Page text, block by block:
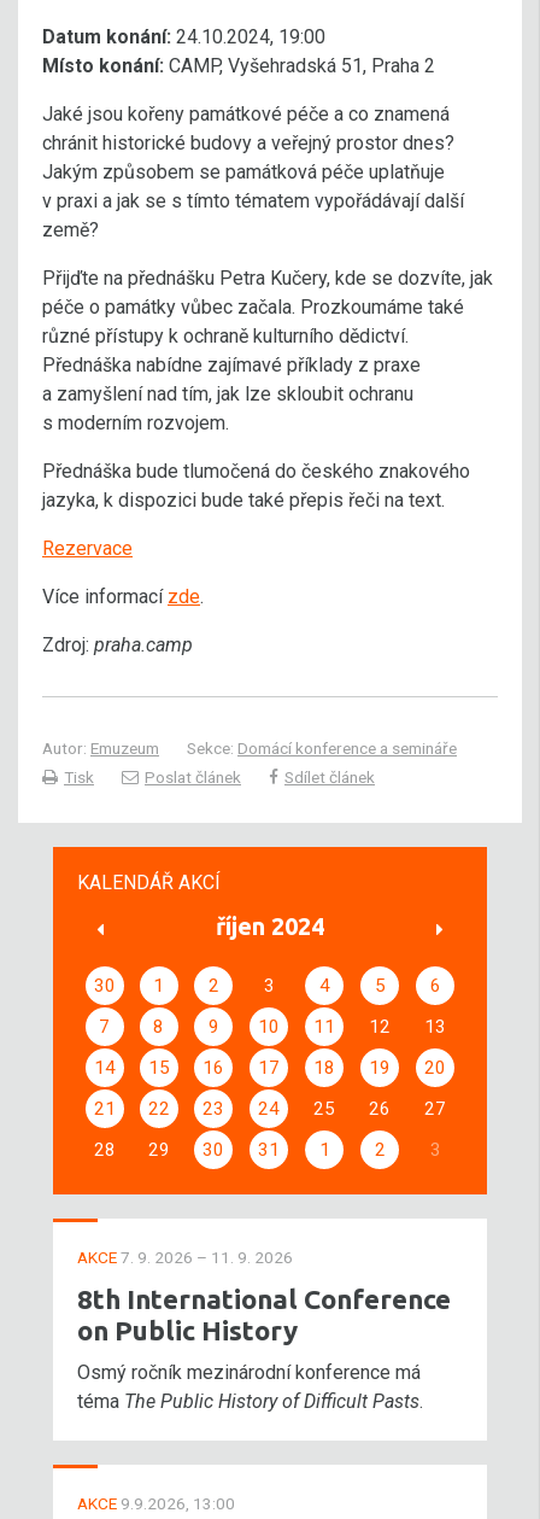
Datum konání: 24.10.2024, 19:00
Místo konání: CAMP, Vyšehradská 51, Praha 2
Jaké jsou kořeny památkové péče a co znamená
chránit historické budovy a veřejný prostor dnes?
Jakým způsobem se památková péče uplatňuje
v praxi a jak se s tímto tématem vypořádávají další
země?
Přijďte na přednášku Petra Kučery, kde se dozvíte, jak
péče o památky vůbec začala. Prozkoumáme také
různé přístupy k ochraně kulturního dědictví.
Přednáška nabídne zajímavé příklady z praxe
a zamyšlení nad tím, jak lze skloubit ochranu
s moderním rozvojem.
Přednáška bude tlumočená do českého znakového
jazyka, k dispozici bude také přepis řeči na text.
Rezervace
Více informací zde.
Zdroj: praha.camp
Autor: Emuzeum Sekce: Domácí konference a semináře
Tisk
Poslat článek Sdílet článek
KALENDÁŘ AKCÍ
říjen 2024
30 1 2 3 4 5
6
7
8 9 10 11 12
13
14
15 16 17 18 19
20
21
22 23 24 25 26
27
28
29 30 31 1 2 3
AKCE7. 9. 2026 – 11. 9. 2026
8th International Conference
on Public History
Osmý ročník mezinárodní konference má
téma The Public History of Difficult Pasts.
AKCE 9.9.2026, 13:00